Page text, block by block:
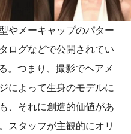
やメーキャップのパター
ログなどで公開されてい
。つまり、撮影でヘアメ
によって生身のモデルに
、それに創造的価値があ
スタッフが主観的にオリ